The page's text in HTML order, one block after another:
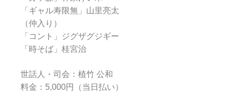
「ギャル寿限無」山里亮太
（仲入り）
「コント」ジグザグジギー
「時そば」桂宮治
世話人・司会：植竹 公和
料金：5,000円（当日払い）